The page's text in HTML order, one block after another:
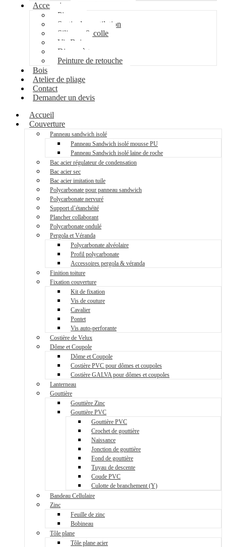
Accessoires
Pipeco
Sortie de ventilation
Silicone & colle
Vis Bois
Disque à tronçonner
Peinture de retouche
Bois
Atelier de pliage
Contact
Demander un devis
Accueil
Couverture
Panneau sandwich isolé
Panneau Sandwich isolé mousse PU
Panneau Sandwich isolé laine de roche
Bac acier régulateur de condensation
Bac acier sec
Bac acier imitation tuile
Polycarbonate pour panneau sandwich
Polycarbonate nervuré
Support d’étanchéité
Plancher collaborant
Polycarbonate ondulé
Pergola et Véranda
Polycarbonate alvéolaire
Profil polycarbonate
Accessoires pergola & véranda
Finition toiture
Fixation couverture
Kit de fixation
Vis de couture
Cavalier
Pontet
Vis auto-perforante
Costière de Velux
Dôme et Coupole
Dôme et Coupole
Costière PVC pour dômes et coupoles
Costière GALVA pour dômes et coupoles
Lanterneau
Gouttière
Gouttière Zinc
Gouttière PVC
Gouttière PVC
Crochet de gouttière
Naissance
Jonction de gouttière
Fond de gouttière
Tuyau de descente
Coude PVC
Culotte de branchement (Y)
Bandeau Cellulaire
Zinc
Feuille de zinc
Bobineau
Tôle plane
Tôle plane acier